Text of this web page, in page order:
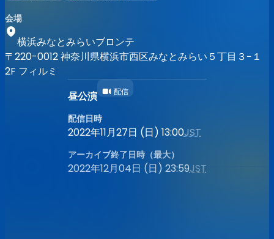
会場
横浜みなとみらいブロンテ
〒220-0012 神奈川県横浜市西区みなとみらい５丁目３−１
2F フィルミ
昼公演
配信
配信日時
2022年11月27日 (日) 13:00JST
アーカイブ終了日時（最大）
2022年12月04日 (日) 23:59JST